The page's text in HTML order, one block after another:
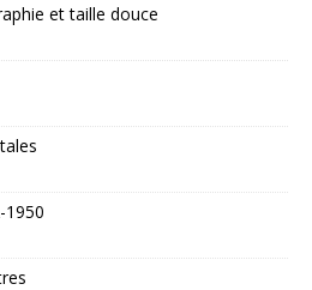
et taille douce
1950